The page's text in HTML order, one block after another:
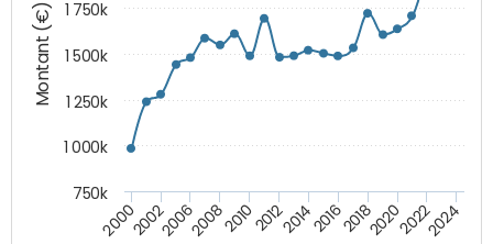
Montant (€)
200020022006200820102012201420162018202020222024
750k
1 000k
1 250k
1 500k
1 750k